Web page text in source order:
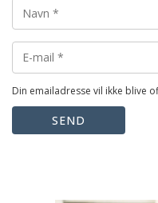
Din emailadresse vil ikke blive
SEND